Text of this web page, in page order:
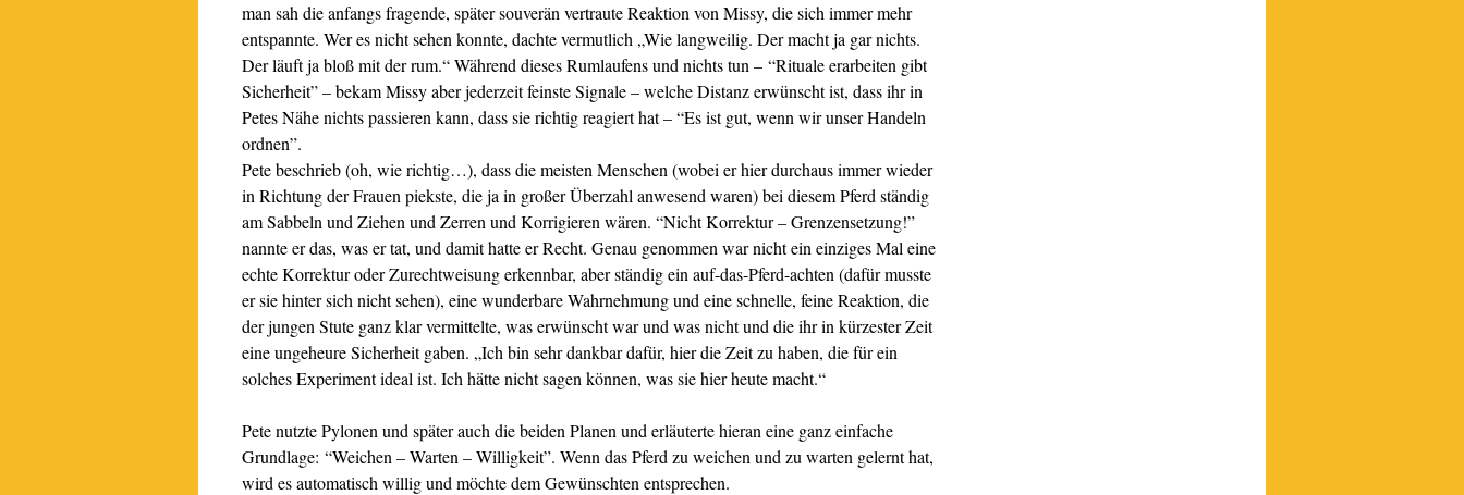
man sah die anfangs fragende, später souverän vertraute Reaktion von Missy, die sich immer mehr
entspannte. Wer es nicht sehen konnte, dachte vermutlich „Wie langweilig. Der macht ja gar nichts.
Der läuft ja bloß mit der rum.“ Während dieses Rumlaufens und nichts tun – “Rituale erarbeiten gibt
Sicherheit” – bekam Missy aber jederzeit feinste Signale – welche Distanz erwünscht ist, dass ihr in
Petes Nähe nichts passieren kann, dass sie richtig reagiert hat – “Es ist gut, wenn wir unser Handeln
ordnen”.
Pete beschrieb (oh, wie richtig…), dass die meisten Menschen (wobei er hier durchaus immer wieder
in Richtung der Frauen piekste, die ja in großer Überzahl anwesend waren) bei diesem Pferd ständig
am Sabbeln und Ziehen und Zerren und Korrigieren wären. “Nicht Korrektur – Grenzensetzung!”
nannte er das, was er tat, und damit hatte er Recht. Genau genommen war nicht ein einziges Mal eine
echte Korrektur oder Zurechtweisung erkennbar, aber ständig ein auf-das-Pferd-achten (dafür musste
er sie hinter sich nicht sehen), eine wunderbare Wahrnehmung und eine schnelle, feine Reaktion, die
der jungen Stute ganz klar vermittelte, was erwünscht war und was nicht und die ihr in kürzester Zeit
eine ungeheure Sicherheit gaben. „Ich bin sehr dankbar dafür, hier die Zeit zu haben, die für ein
solches Experiment ideal ist. Ich hätte nicht sagen können, was sie hier heute macht.“
Pete nutzte Pylonen und später auch die beiden Planen und erläuterte hieran eine ganz einfache
Grundlage: “Weichen – Warten – Willigkeit”. Wenn das Pferd zu weichen und zu warten gelernt hat,
wird es automatisch willig und möchte dem Gewünschten entsprechen.